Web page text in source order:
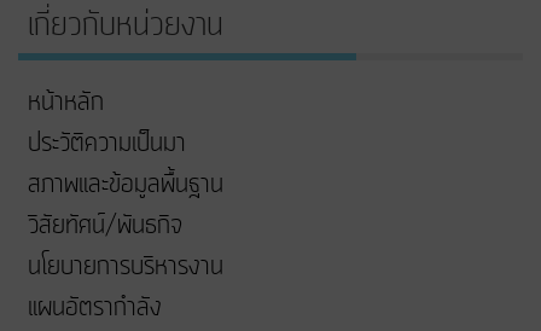
เกี่ยวกับหน่วยงาน
หน้าหลัก
ประวัติความเป็นมา
สภาพและข้อมูลพื้นฐาน
วิสัยทัศน์/พันธกิจ
นโยบายการบริหารงาน
แผนอัตรากำลัง